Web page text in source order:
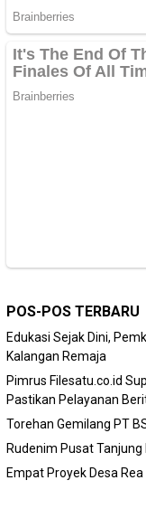
POS-POS TERBARU
Edukasi Sejak Dini,
Kalangan Remaja
Pimrus Filesatu.co.id
Pastikan Pelayanan
Torehan Gemilang PT
Rudenim Pusat
Empat Proyek Desa